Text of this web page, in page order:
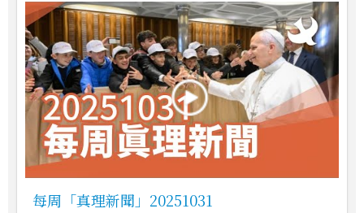
每周「真理新聞」20251031